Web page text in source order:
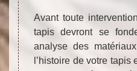
Avant toute
tapis devront se
analyse des
l’histoire de votre